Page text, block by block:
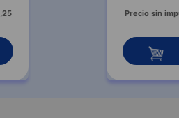
,25 Precio sin